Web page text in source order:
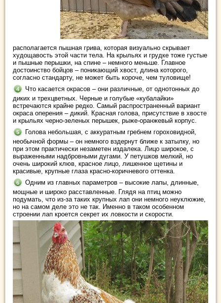
располагается пышная грива, которая визуально скрывает
худощавость этой части тела. На крыльях и грудке тоже густые
и пышные перышки, на спине – немного меньше. Главное
достоинство бойцов – поникающий хвост, длина которого,
согласно стандарту, не может быть короче, чем туловище!
Что касается окрасов – они различные, от однотонных до
диких и трехцветных. Черные и голубые «кубалайки»
встречаются крайне редко. Самый распространенный вариант
окраса оперения – дикий. Красная голова, присутствие в хвосте
и крыльях черно-зеленых перышек, рыже-оранжевый корпус.
Голова небольшая, с аккуратным гребнем гороховидной,
необычной формы – он немного вздернут ближе к затылку, но
при этом практически незаметен издалека. Лицо широкое, с
выраженными надбровными дугами. У петушков мелкий, но
очень широкий клюв, красное лицо, лишенное щетины и
красивые, крупные глаза красно-коричневого оттенка.
Одним из главных параметров – высокие лапы, длинные,
мощные и широко расставленные. Глядя на птиц можно
подумать, что из-за таких крупных лап они немного неуклюжие,
но на самом деле это не так. Именно в таком особенном
строении лап кроется секрет их ловкости и скорости.